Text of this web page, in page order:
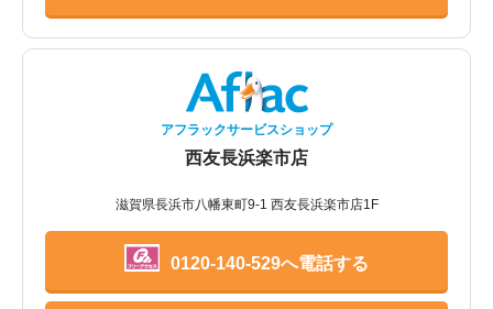
アフラックサービスショップ
西友長浜楽市店
滋賀県長浜市八幡東町9-1 西友長浜楽市店1F
0120-140-529へ電話する